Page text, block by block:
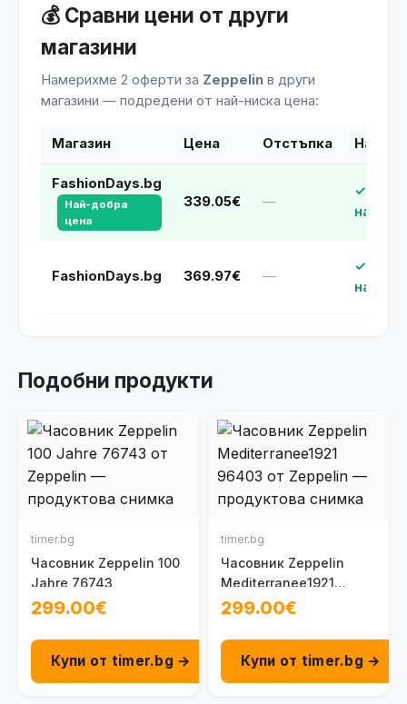
💰 Сравни цени от други
магазини
Намерихме 2 оферти за Zeppelin в други
магазини — подредени от най-ниска цена:
Магазин Цена Отстъпка
FashionDays.bg
Най-добра
цена
339.05€ —
✓ В
FashionDays.bg 369.97€ —
✓ В
Подобни продукти
timer.bg
Часовник Zeppelin 100
Jahre 76743
299.00€
Купи от timer.bg →
timer.bg
Часовник Zeppelin
Mediterranee1921
96403
299.00€
Купи от timer.bg →